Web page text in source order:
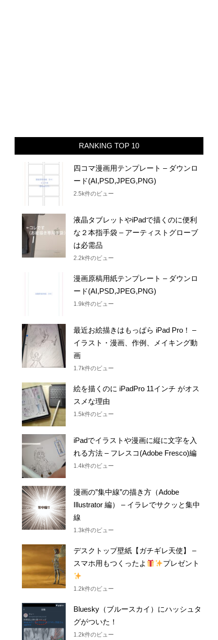
四コマ漫画用テンプレート – ダウンロ
ード(AI,PSD,JPEG,PNG)
液晶タブレットやiPadで描くのに便利
な２本指手袋 – アーティストグローブ
は必需品
漫画原稿用紙テンプレート – ダウンロ
ード(AI,PSD,JPEG,PNG)
最近お絵描きはもっぱら iPad Pro！ –
イラスト・漫画、作例、メイキング動
画
絵を描くのに iPadPro 11インチ がオス
スメな理由
iPadでイラストや漫画に縦に文字を入
れる方法 – フレスコ(Adobe Fresco)編
漫画の”集中線”の描き方（Adobe
Illustrator 編） – イラレでサクッと集中
線
デスクトップ壁紙【ガチギレ天使】 –
スマホ用もつくったよ
Bluesky（ブルースカイ）にハッシュタ
グがついた！